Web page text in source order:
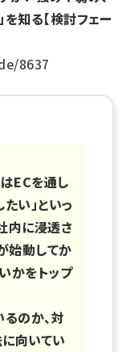
知る【検討フェー
8637
ECを通し
い」といっ
内に浸透さ
始動してか
かをトップ
のか、対
向いてい